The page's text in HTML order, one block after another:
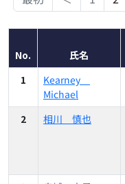
No. 氏名
1
Kearney
Michael
2 相川 慎也